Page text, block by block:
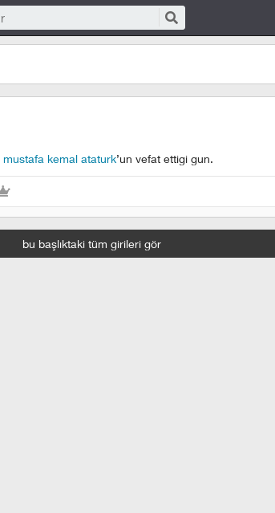
mustafa kemal ataturk’un vefat ettigi gun.
bu başlıktaki tüm girileri gör